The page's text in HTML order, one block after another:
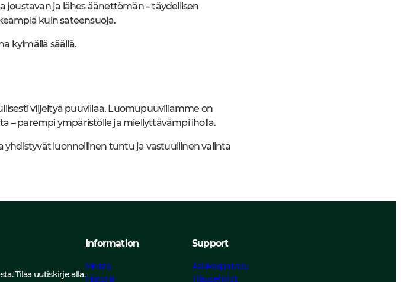
joustavan ja lähes äänettömän – täydellisen
kuin sateensuoja.
kylmällä säällä.
viljeltyä puuvillaa. Luomupuuvillamme on
– parempi ympäristölle ja miellyttävämpi iholla.
yhdistyvät luonnollinen tuntu ja vastuullinen valinta
Tilaa uutiskirje alla.
Information
Meistä
Historia
Support
Asiakaspalvelu
Tilausehdot